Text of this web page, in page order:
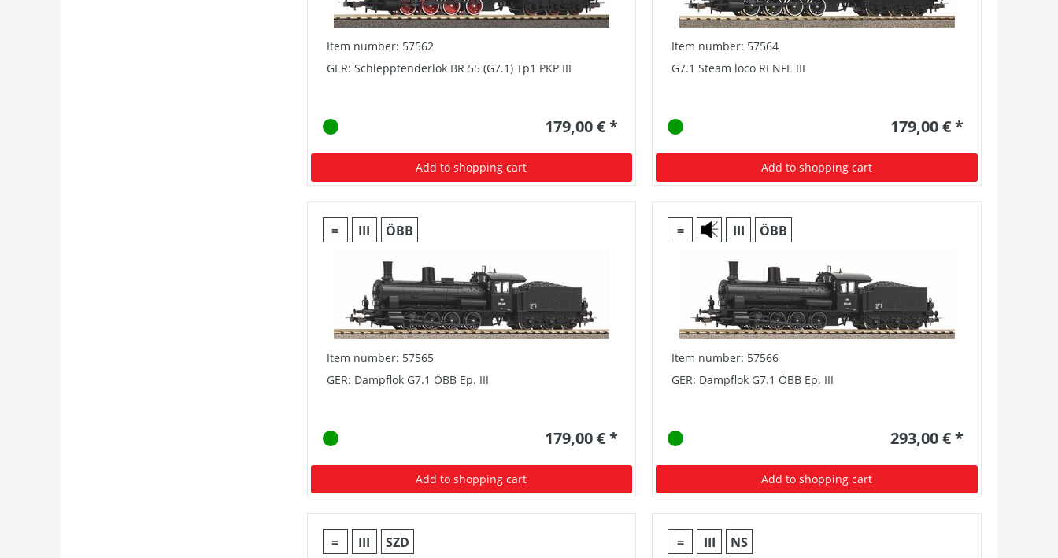
Item number: 57562
GER: Schlepptenderlok BR 55 (G7.1) Tp1 PKP III
179,00 € *
Add to shopping cart
Item number: 57564
G7.1 Steam loco RENFE III
179,00 € *
Add to shopping cart
= III ÖBB
Item number: 57565
GER: Dampflok G7.1 ÖBB Ep. III
179,00 € *
Add to shopping cart
= III ÖBB
Item number: 57566
GER: Dampflok G7.1 ÖBB Ep. III
293,00 € *
Add to shopping cart
= III SZD = III NS